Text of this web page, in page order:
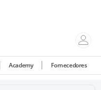
Academy Fornecedores